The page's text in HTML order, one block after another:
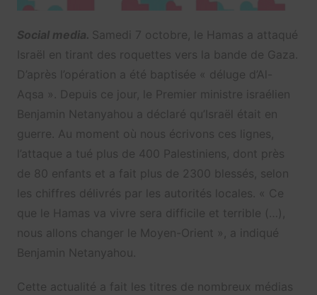
Social media. Samedi 7 octobre, le Hamas a attaqué
Israël en tirant des roquettes vers la bande de Gaza.
D’après l’opération a été baptisée « déluge d’Al-
Aqsa ». Depuis ce jour, le Premier ministre israélien
Benjamin Netanyahou a déclaré qu’Israël était en
guerre. Au moment où nous écrivons ces lignes,
l’attaque a tué plus de 400 Palestiniens, dont près
de 80 enfants et a fait plus de 2300 blessés, selon
les chiffres délivrés par les autorités locales. « Ce
que le Hamas va vivre sera difficile et terrible (…),
nous allons changer le Moyen-Orient », a indiqué
Benjamin Netanyahou.
Cette actualité a fait les titres de nombreux médias